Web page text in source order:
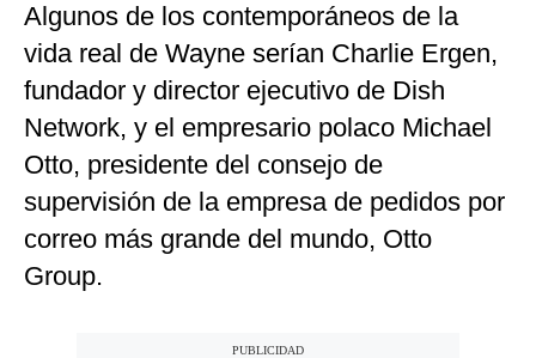
Algunos de los contemporáneos de la
vida real de Wayne serían Charlie Ergen,
fundador y director ejecutivo de Dish
Network, y el empresario polaco Michael
Otto, presidente del consejo de
supervisión de la empresa de pedidos por
correo más grande del mundo, Otto
Group.